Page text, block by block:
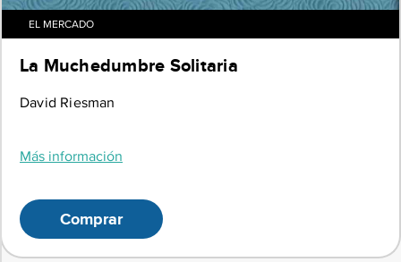
EL MERCADO
La Muchedumbre Solitaria
David Riesman
Más información
Comprar